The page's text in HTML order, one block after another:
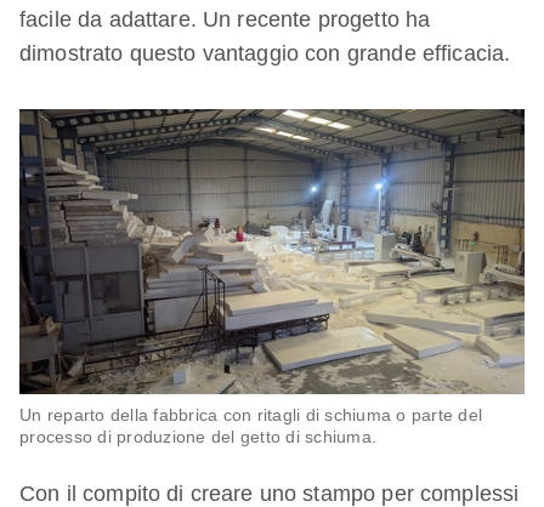
facile da adattare. Un recente progetto ha
dimostrato questo vantaggio con grande efficacia.
Un reparto della fabbrica con ritagli di schiuma o parte del
processo di produzione del getto di schiuma.
Con il compito di creare uno stampo per complessi